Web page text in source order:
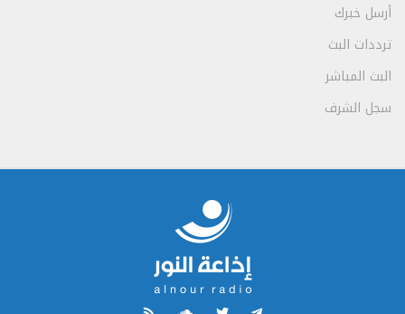
أرسل خبرك
ترددات البث
البث المباشر
سجل الشرف